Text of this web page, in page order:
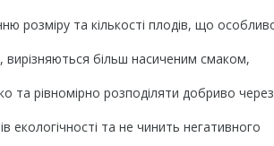
розміру та кількості плодів, що
більш насиченим смаком,
та рівномірно розподіляти добриво через
екологічності та не чинить негативного